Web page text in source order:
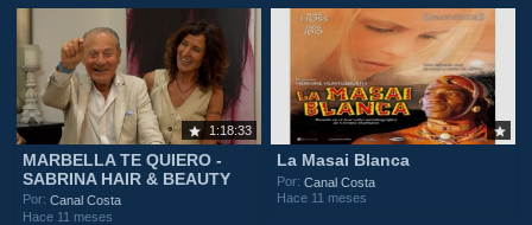
1:18:33
MARBELLA TE QUIERO -
SABRINA HAIR & BEAUTY
Por:Canal Costa
Hace 11 meses
La Masai Blanca
Por:Canal Costa
Hace 11 meses